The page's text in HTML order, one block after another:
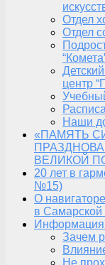
Отдел
Отдел
центр
Наши
«ПАМЯТЬ
ВЕЛИКОЙ
20 лет в
№15)
О
в Самарской
Информация
Зачем
Не